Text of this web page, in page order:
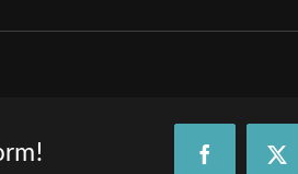
FacebookX